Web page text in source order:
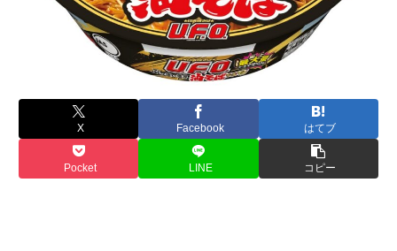
X Facebook はてブ
Pocket LINE コピー